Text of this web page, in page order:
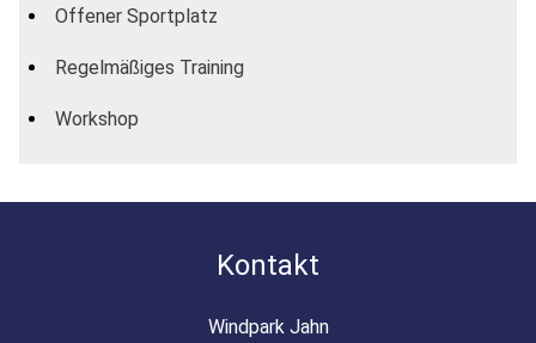
Offener Sportplatz
Regelmäßiges Training
Workshop
Kontakt
Windpark Jahn